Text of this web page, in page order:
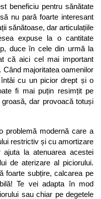
beneficiu pentru sănătate
nu pară foarte interesant
sănătoase, dar articulațiile
expuse la o cantitate
duce în cele din urmă la
că aici cel mai important
majoritatea oamenilor
cu un picior drept și o
fi mai puțin resimțit pe
dar provoacă totuși
problemă modernă care a
restrictiv și cu amortizare
la atenuarea acestei
de aterizare al piciorului.
foarte subțire, calcarea pe
Te vei adapta în mod
sau chiar pe degetele